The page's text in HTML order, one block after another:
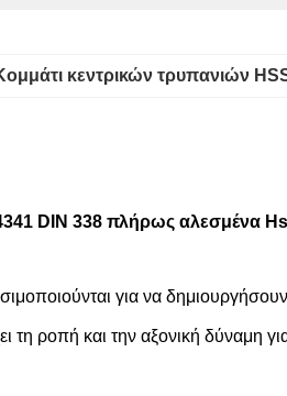
κεντρικών τρυπανιών
DIN 338 πλήρως αλεσμένα
για να
ροπή και την αξονική δύναμη